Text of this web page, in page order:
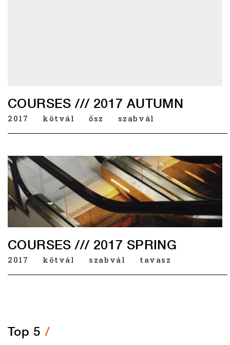
COURSES /// 2017 AUTUMN
2017 kötvál ősz szabvál
COURSES /// 2017 SPRING
2017 kötvál szabvál tavasz
Top 5